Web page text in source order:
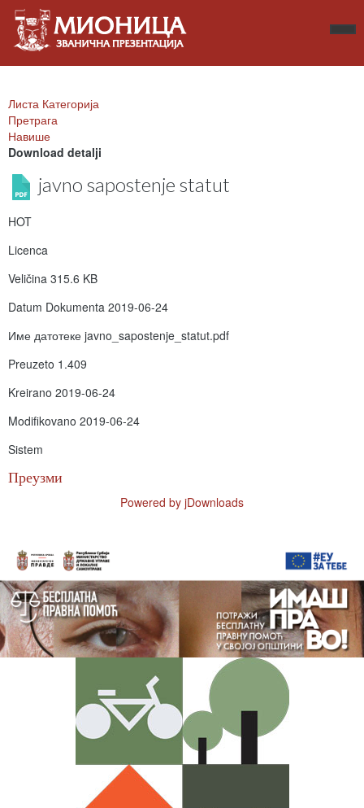
Листа Категорија
Претрага
Навише
Download detalji
javno sapostenje statut
HOT
Licenca
Veličina 315.6 KB
Datum Dokumenta 2019-06-24
Име датотеке javno_sapostenje_statut.pdf
Preuzeto 1.409
Kreirano 2019-06-24
Modifikovano 2019-06-24
Sistem
Преузми
Powered by jDownloads